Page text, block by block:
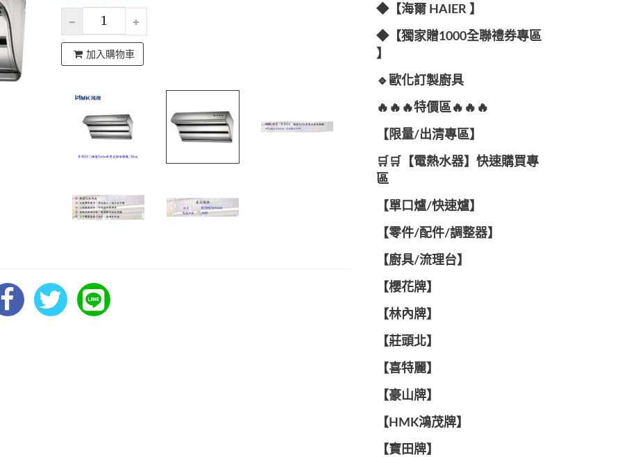
加入購物車
◆【海爾 HAIER 】
◆【獨家贈1000全聯禮券專區
】
🔹歐化訂製廚具
🔥🔥🔥特價區🔥🔥🔥
【限量/出清專區】
🛒🛒【電熱水器】快速購買專
區
【單口爐/快速爐】
【零件/配件/調整器】
【廚具/流理台】
【櫻花牌】
【林內牌】
【莊頭北】
【喜特麗】
【豪山牌】
【HMK鴻茂牌】
【寶田牌】